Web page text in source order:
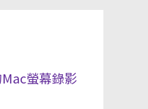
螢幕錄影